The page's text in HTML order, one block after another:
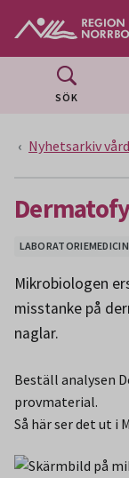
SÖK
Nyhetsarkiv
LABORATORIEMEDICIN
Mikrobiologen
misstanke på
naglar.
Beställ analysen
provmaterial.
Så här ser det ut i